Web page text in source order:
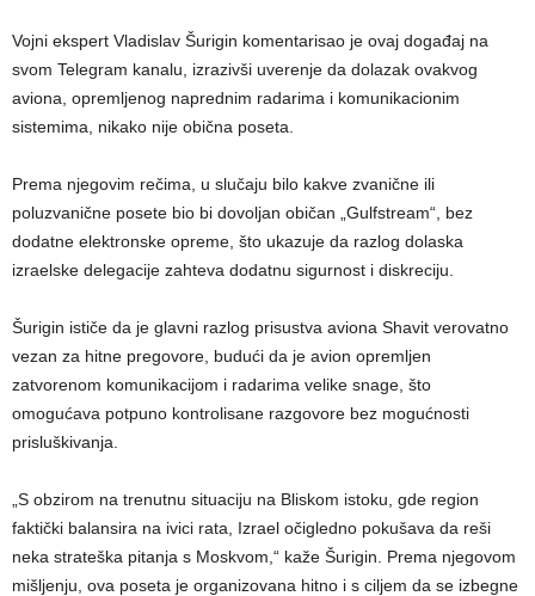
Vojni ekspert Vladislav Šurigin komentarisao je ovaj događaj na
svom Telegram kanalu, izrazivši uverenje da dolazak ovakvog
aviona, opremljenog naprednim radarima i komunikacionim
sistemima, nikako nije obična poseta.
Prema njegovim rečima, u slučaju bilo kakve zvanične ili
poluzvanične posete bio bi dovoljan običan „Gulfstream“, bez
dodatne elektronske opreme, što ukazuje da razlog dolaska
izraelske delegacije zahteva dodatnu sigurnost i diskreciju.
Šurigin ističe da je glavni razlog prisustva aviona Shavit verovatno
vezan za hitne pregovore, budući da je avion opremljen
zatvorenom komunikacijom i radarima velike snage, što
omogućava potpuno kontrolisane razgovore bez mogućnosti
prisluškivanja.
„S obzirom na trenutnu situaciju na Bliskom istoku, gde region
faktički balansira na ivici rata, Izrael očigledno pokušava da reši
neka strateška pitanja s Moskvom,“ kaže Šurigin. Prema njegovom
mišljenju, ova poseta je organizovana hitno i s ciljem da se izbegne